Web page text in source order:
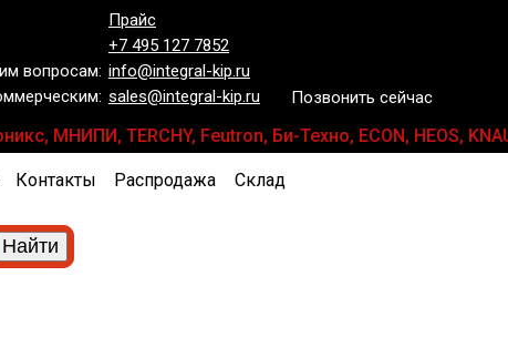
Прайс
+7 495 127 7852
info@integral-kip.ru
sales@integral-kip.ru
вопросам:
Позвонить сейчас
TERCHY, Feutron, Би-Техно, ECON, HEOS,
Контакты Распродажа Склад